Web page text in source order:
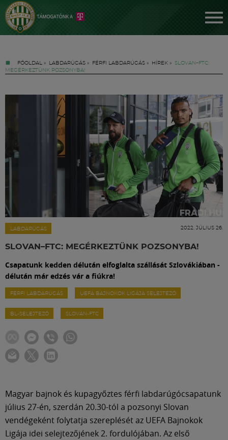
FŐOLDAL » LABDARÚGÁS » FÉRFI LABDARÚGÁS » HÍREK »
SLOVAN–FTC:
MEGÉRKEZTÜNK POZSONYBA!
LABDARÚGÁS 2022. JÚLIUS 26.
SLOVAN–FTC: MEGÉRKEZTÜNK POZSONYBA!
Csapatunk kedden délután elfoglalta szállását Szlovákiában -
délután már edzés vár a fiúkra!
FÉRFI LABDARÚGÁS UEFA BAJNOKOK LIGÁJA SELEJTEZŐ
BL-SELEJTEZŐ SLOVAN-FTC
Magyar bajnok és kupagyőztes férfi labdarúgócsapatunk
július 27-én, szerdán 20.30-tól a pozsonyi Slovan
vendégeként folytatja szereplését az UEFA Bajnokok
Ligája idei selejtezőjének 2. fordulójában. Az első
FM YouTube +
Labdarúgás
Szakosztályok
Meccscenter
Klub
Szolgáltatások
Shop
Közösség